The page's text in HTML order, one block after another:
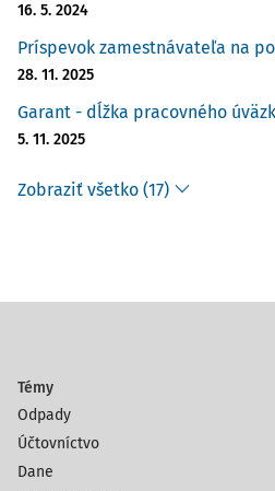
16. 5. 2024
Príspevok zamestnávateľa na
28. 11. 2025
Garant - dĺžka pracovného
5. 11. 2025
Zobraziť všetko (17)
Témy
Odpady
Účtovníctvo
Dane